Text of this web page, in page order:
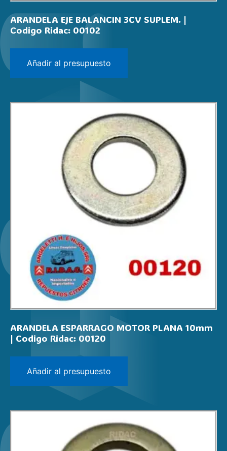
ARANDELA EJE BALANCIN 3CV SUPLEM. |
Codigo Ridac: 00102
Añadir al presupuesto
ARANDELA ESPARRAGO MOTOR PLANA 10mm
| Codigo Ridac: 00120
Añadir al presupuesto